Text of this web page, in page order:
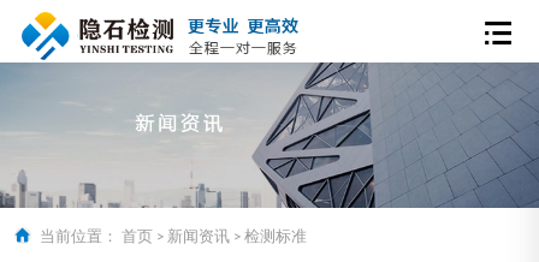
当前位置： 首页 > 新闻资讯 > 检测标准